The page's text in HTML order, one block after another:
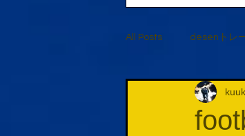
All Posts desenトレ